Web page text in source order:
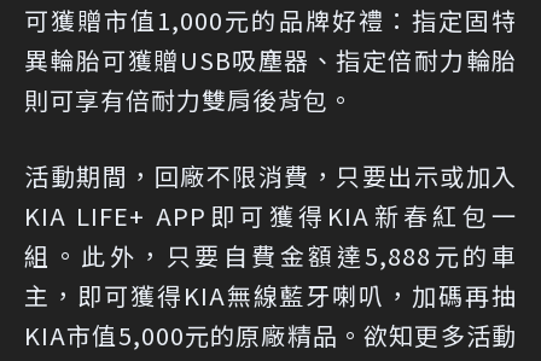
可獲贈市值1,000元的品牌好禮：指定固特
異輪胎可獲贈USB吸塵器、指定倍耐力輪胎
則可享有倍耐力雙肩後背包。
活動期間，回廠不限消費，只要出示或加入
KIA LIFE+ APP即可獲得KIA新春紅包一
組。此外，只要自費金額達5,888元的車
主，即可獲得KIA無線藍牙喇叭，加碼再抽
KIA市值5,000元的原廠精品。欲知更多活動